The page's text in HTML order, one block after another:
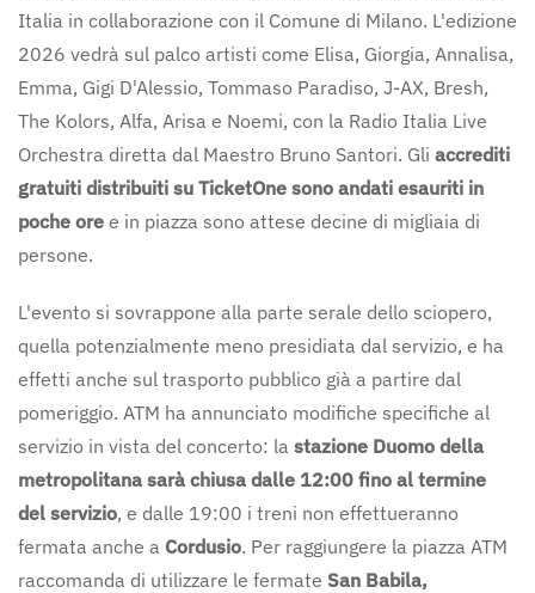
Italia in collaborazione con il Comune di Milano. L'edizione
2026 vedrà sul palco artisti come Elisa, Giorgia, Annalisa,
Emma, Gigi D'Alessio, Tommaso Paradiso, J-AX, Bresh,
The Kolors, Alfa, Arisa e Noemi, con la Radio Italia Live
Orchestra diretta dal Maestro Bruno Santori. Gli accrediti
gratuiti distribuiti su TicketOne sono andati esauriti in
poche ore e in piazza sono attese decine di migliaia di
persone.
L'evento si sovrappone alla parte serale dello sciopero,
quella potenzialmente meno presidiata dal servizio, e ha
effetti anche sul trasporto pubblico già a partire dal
pomeriggio. ATM ha annunciato modifiche specifiche al
servizio in vista del concerto: la stazione Duomo della
metropolitana sarà chiusa dalle 12:00 fino al termine
del servizio, e dalle 19:00 i treni non effettueranno
fermata anche a Cordusio. Per raggiungere la piazza ATM
raccomanda di utilizzare le fermate San Babila,